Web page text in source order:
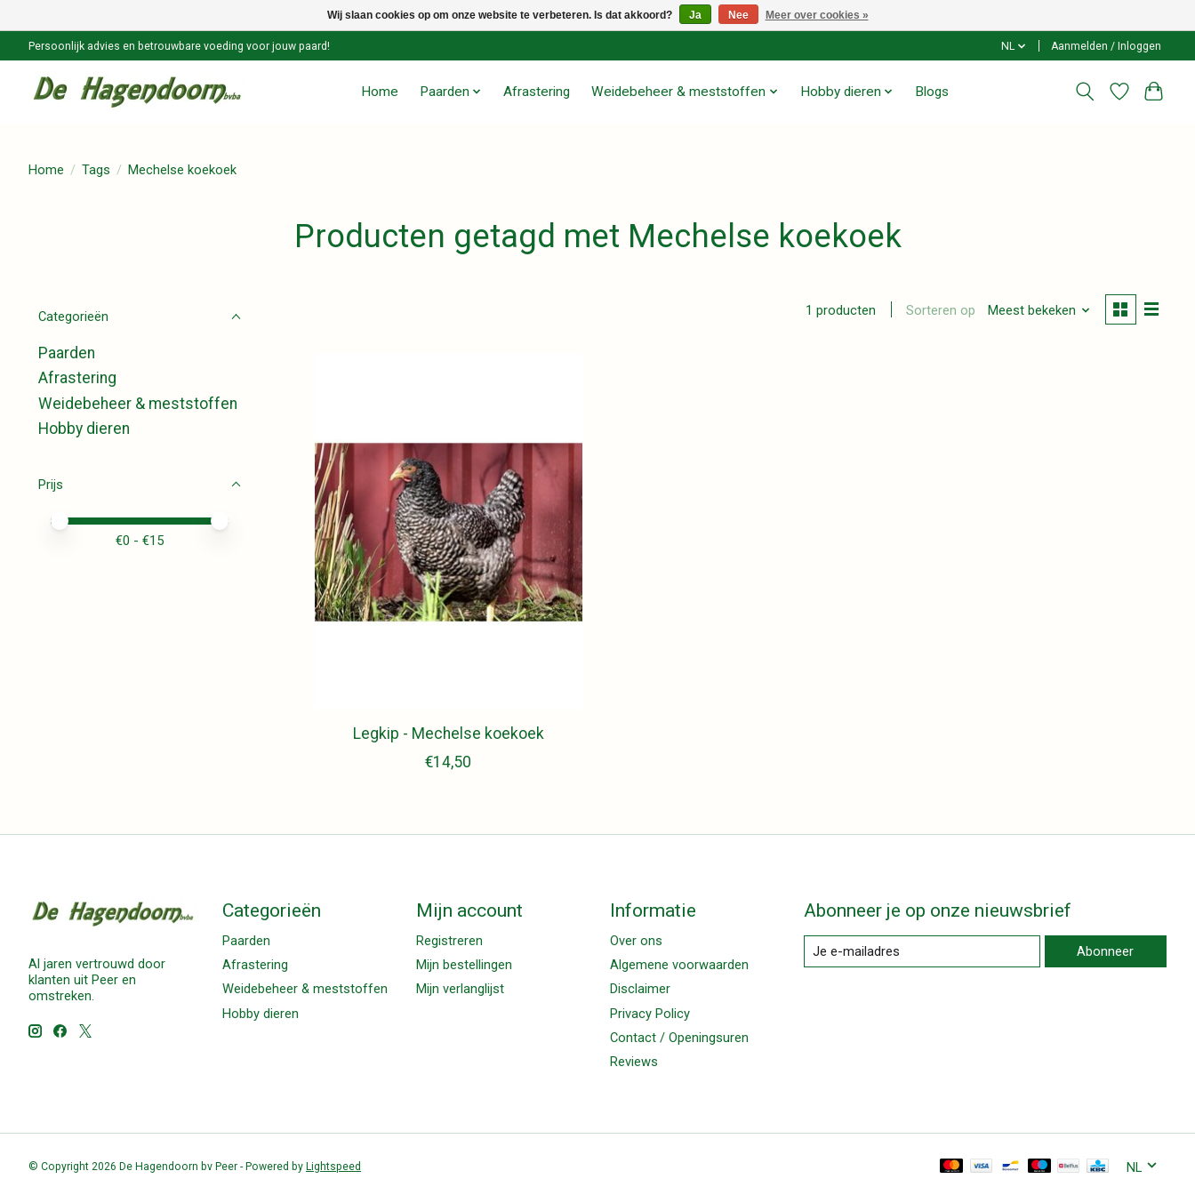
Persoonlijk advies en betrouwbare voeding voor jouw paard! NL Aanmelden / Inloggen
Home Paarden Afrastering Weidebeheer & meststoffen Hobby dieren Blogs
Home / Tags / Mechelse koekoek
Producten getagd met Mechelse koekoek
Categorieën
Paarden
Afrastering
Weidebeheer & meststoffen
Hobby dieren
Prijs
Minimale prijswaarde
Price maximum value
€0 - €15
1 producten Sorteren op Meest bekeken
Legkip - Mechelse koekoek
€14,50
Al jaren vertrouwd door
klanten uit Peer en
omstreken.
Categorieën
Paarden
Afrastering
Weidebeheer & meststoffen
Hobby dieren
Mijn account
Registreren
Mijn bestellingen
Mijn verlanglijst
Informatie
Over ons
Algemene voorwaarden
Disclaimer
Privacy Policy
Contact / Openingsuren
Reviews
Abonneer je op onze nieuwsbrief
Abonneer
© Copyright 2026 De Hagendoorn bv Peer - Powered by Lightspeed NL
Wij slaan cookies op om onze website te verbeteren. Is dat akkoord? Ja Nee Meer over cookies »